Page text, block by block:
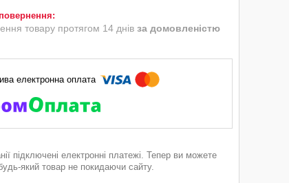
товару протягом 14 днів за домовленістю
підключені електронні платежі. Тепер ви можете
який товар не покидаючи сайту.